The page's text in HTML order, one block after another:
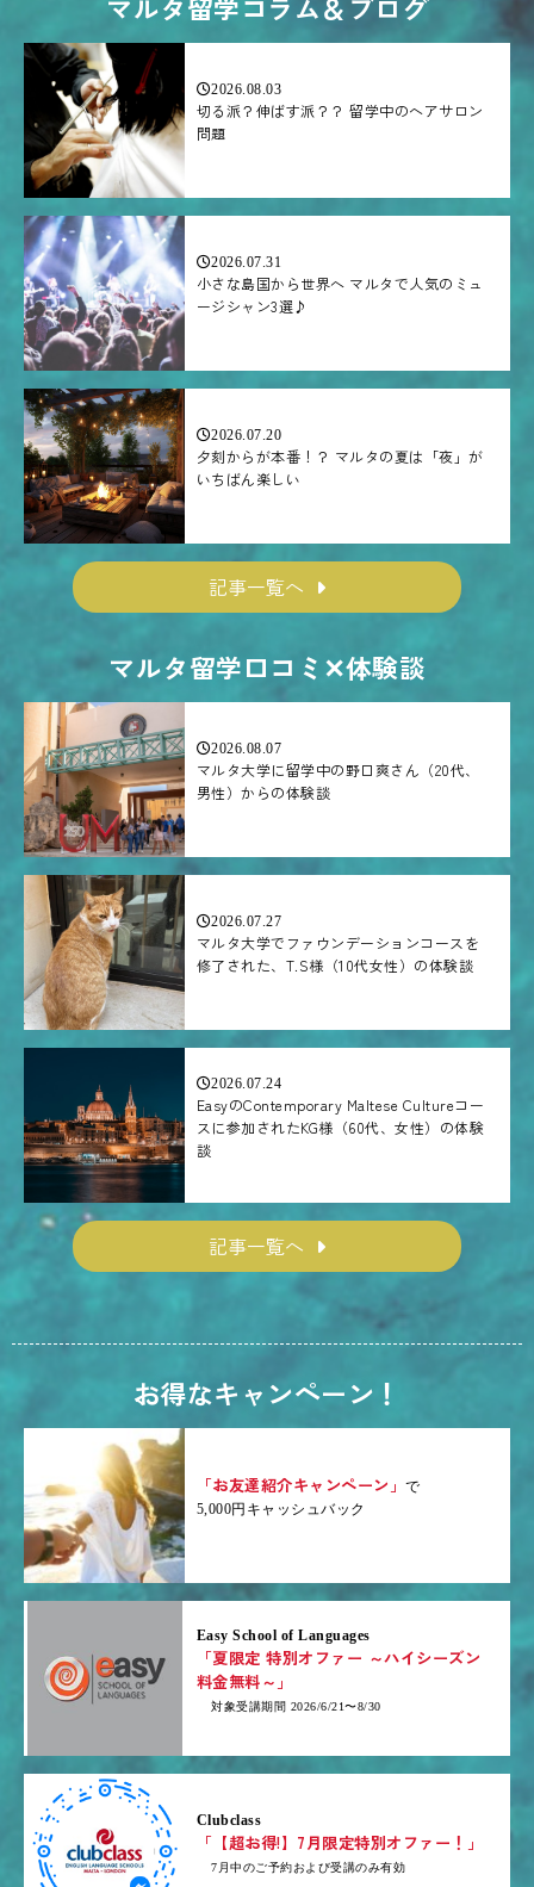
2026.08.03
切る派？伸ばす派？？ 留学中のヘアサロン
問題
2026.07.31
小さな島国から世界へ マルタで人気のミュ
ージシャン3選♪
2026.07.20
夕刻からが本番！？ マルタの夏は「夜」が
いちばん楽しい
記事一覧へ
マルタ留学口コミ✕体験談
2026.08.07
マルタ大学に留学中の野口爽さん（20代、
男性）からの体験談
2026.07.27
マルタ大学でファウンデーションコースを
修了された、T.S様（10代女性）の体験談
2026.07.24
EasyのContemporary Maltese Cultureコー
スに参加されたKG様（60代、女性）の体験
談
記事一覧へ
お得なキャンペーン！
「お友達紹介キャンペーン」で
5,000円キャッシュバック
Easy School of Languages
「夏限定 特別オファー ～ハイシーズン
料金無料～」
対象受講期間 2026/6/21〜8/30
Clubclass
「【超お得!】7月限定特別オファー！」
7月中のご予約および受講のみ有効